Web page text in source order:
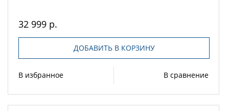
32 999 р.
ДОБАВИТЬ В КОРЗИНУ
В избранное В сравнение